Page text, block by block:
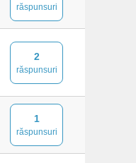
răspunsuri
2
răspunsuri
1
răspunsuri